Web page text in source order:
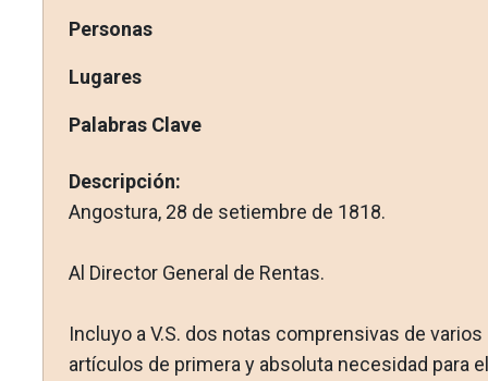
Personas
Lugares
Palabras Clave
Descripción:
Angostura, 28 de setiembre de 1818.
Al Director General de Rentas.
Incluyo a V.S. dos notas comprensivas de varios
artículos de primera y absoluta necesidad para el